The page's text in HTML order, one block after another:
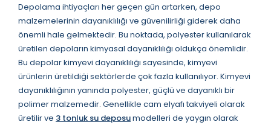
Depolama ihtiyaçları her geçen gün artarken, depo
malzemelerinin dayanıklılığı ve güvenilirliği giderek daha
önemli hale gelmektedir. Bu noktada, polyester kullanılarak
üretilen depoların kimyasal dayanıklılığı oldukça önemlidir.
Bu depolar kimyevi dayanıklılığı sayesinde, kimyevi
ürünlerin üretildiği sektörlerde çok fazla kullanılıyor. Kimyevi
dayanıklılığının yanında polyester, güçlü ve dayanıklı bir
polimer malzemedir. Genellikle cam elyafı takviyeli olarak
üretilir ve 3 tonluk su deposumodelleri de yaygın olarak